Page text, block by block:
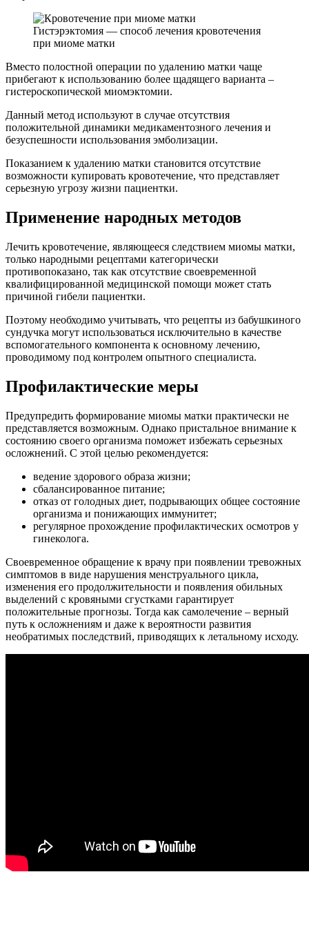
Гистэрэктомия — способ лечения кровотечения
при миоме матки
Вместо полостной операции по удалению матки чаще
прибегают к использованию более щадящего варианта –
гистероскопической миомэктомии.
Данный метод используют в случае отсутствия
положительной динамики медикаментозного лечения и
безуспешности использования эмболизации.
Показанием к удалению матки становится отсутствие
возможности купировать кровотечение, что представляет
серьезную угрозу жизни пациентки.
Применение народных методов
Лечить кровотечение, являющееся следствием миомы матки,
только народными рецептами категорически
противопоказано, так как отсутствие своевременной
квалифицированной медицинской помощи может стать
причиной гибели пациентки.
Поэтому необходимо учитывать, что рецепты из бабушкиного
сундучка могут использоваться исключительно в качестве
вспомогательного компонента к основному лечению,
проводимому под контролем опытного специалиста.
Профилактические меры
Предупредить формирование миомы матки практически не
представляется возможным. Однако пристальное внимание к
состоянию своего организма поможет избежать серьезных
осложнений. С этой целью рекомендуется:
ведение здорового образа жизни;
сбалансированное питание;
отказ от голодных диет, подрывающих общее состояние
организма и понижающих иммунитет;
регулярное прохождение профилактических осмотров у
гинеколога.
Своевременное обращение к врачу при появлении тревожных
симптомов в виде нарушения менструального цикла,
изменения его продолжительности и появления обильных
выделений с кровяными сгустками гарантирует
положительные прогнозы. Тогда как самолечение – верный
путь к осложнениям и даже к вероятности развития
необратимых последствий, приводящих к летальному исходу.